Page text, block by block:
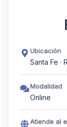
Ubicación
Santa Fe ·
Modalidad
Online
Atiende al